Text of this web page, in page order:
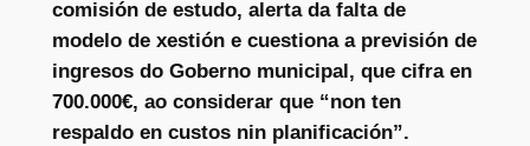
comisión de estudo, alerta da falta de
modelo de xestión e cuestiona a previsión de
ingresos do Goberno municipal, que cifra en
700.000€, ao considerar que “non ten
respaldo en custos nin planificación”.